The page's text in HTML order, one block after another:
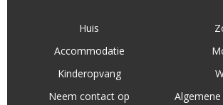
Huis
Accommodatie
Kinderopvang
Neem contact op